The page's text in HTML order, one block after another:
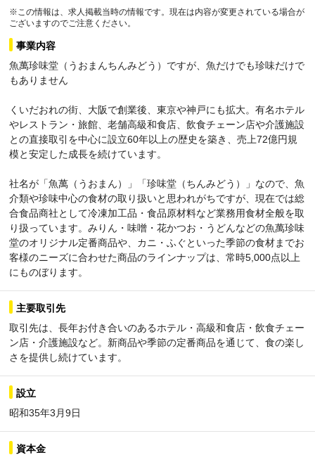
※この情報は、求人掲載当時の情報です。現在は内容が変更されている場合が
ございますのでご注意ください。
事業内容
魚萬珍味堂（うおまんちんみどう）ですが、魚だけでも珍味だけで
もありません
くいだおれの街、大阪で創業後、東京や神戸にも拡大。有名ホテル
やレストラン・旅館、老舗高級和食店、飲食チェーン店や介護施設
との直接取引を中心に設立60年以上の歴史を築き、売上72億円規
模と安定した成長を続けています。
社名が「魚萬（うおまん）」「珍味堂（ちんみどう）」なので、魚
介類や珍味中心の食材の取り扱いと思われがちですが、現在では総
合食品商社として冷凍加工品・食品原材料など業務用食材全般を取
り扱っています。みりん・味噌・花かつお・うどんなどの魚萬珍味
堂のオリジナル定番商品や、カニ・ふぐといった季節の食材までお
客様のニーズに合わせた商品のラインナップは、常時5,000点以上
にものぼります。
主要取引先
取引先は、長年お付き合いのあるホテル・高級和食店・飲食チェー
ン店・介護施設など。新商品や季節の定番商品を通じて、食の楽し
さを提供し続けています。
設立
昭和35年3月9日
資本金